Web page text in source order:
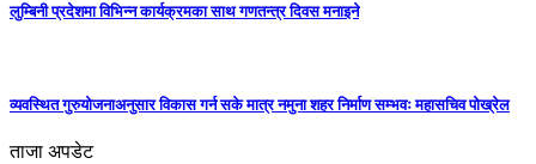
लुम्बिनी प्रदेशमा विभिन्न कार्यक्रमका साथ गणतन्त्र दिवस मनाइने
व्यवस्थित गुरुयोजनाअनुसार विकास गर्न सके मात्र नमुना शहर निर्माण सम्भवः महासचिव पोख्रेल
ताजा अपडेट